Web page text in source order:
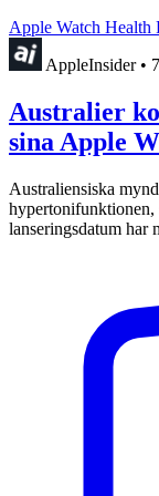
Apple Watch Health
AppleInsider •
Australier
sina Apple
Australiensiska
hypertonifunktionen,
lanseringsdatum har